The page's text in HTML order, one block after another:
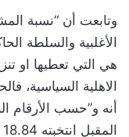
وتابعت أن “نسبة
الأغلبية والسلطة
هي التي تعطيها او
الاهلية السياسية،
أنه و”حسب الأرقام